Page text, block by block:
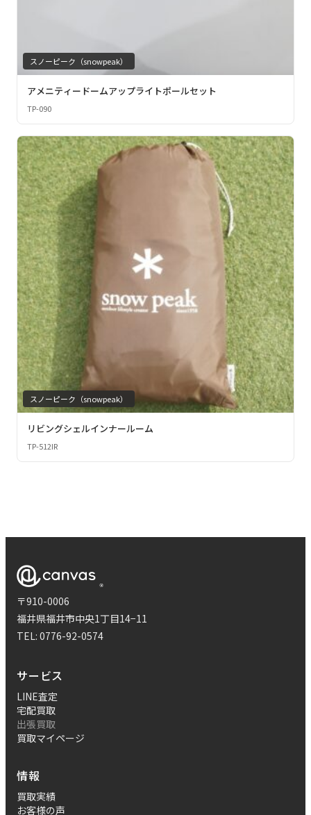
スノーピーク（snowpeak）
アメニティードームアップライトポールセット
TP-090
スノーピーク（snowpeak）
リビングシェルインナールーム
TP-512IR
〒910-0006
福井県福井市中央1丁目14−11
TEL: 0776-92-0574
サービス
LINE査定
宅配買取
出張買取
買取マイページ
情報
買取実績
お客様の声